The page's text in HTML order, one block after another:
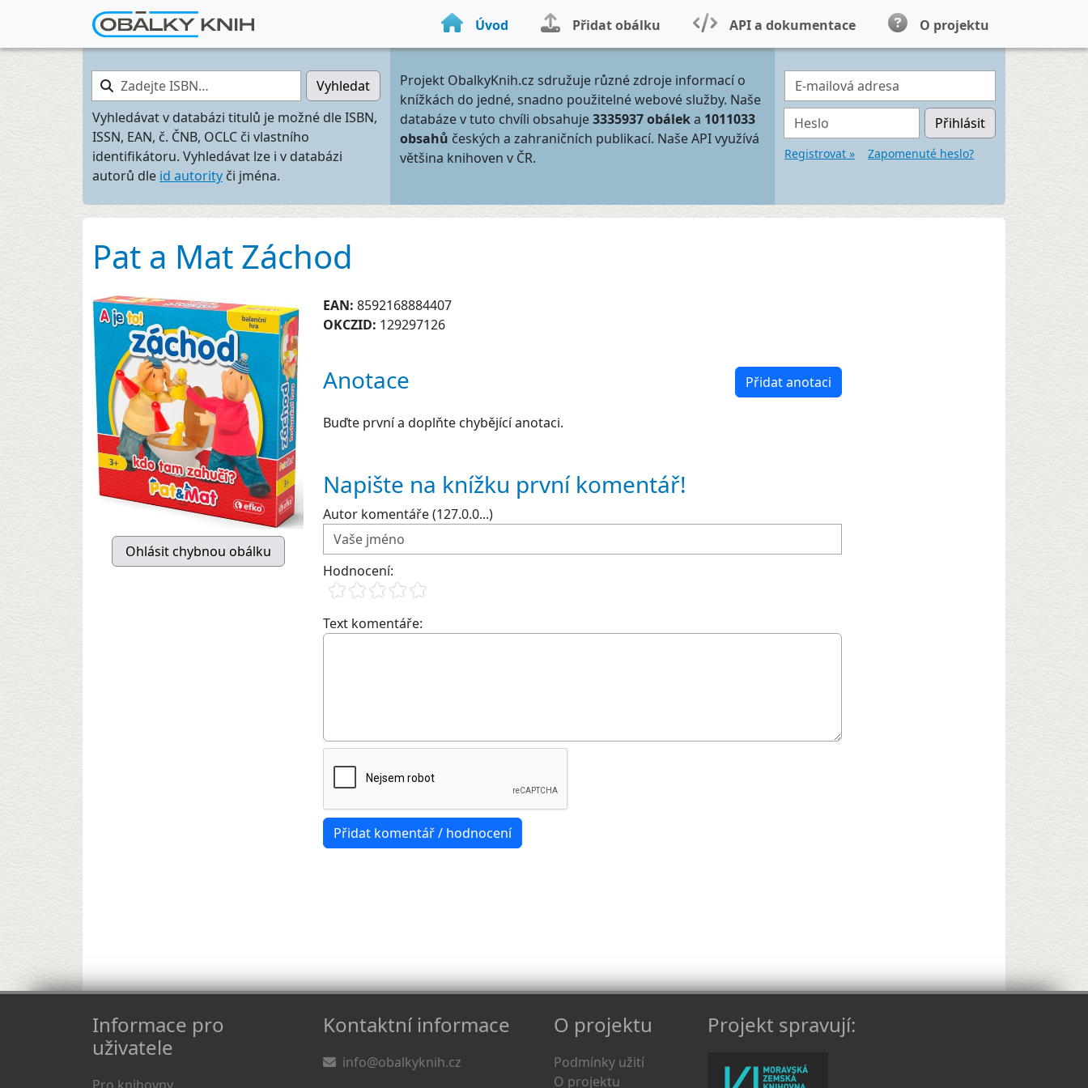
Úvod Přidat obálku API a dokumentace O projektu
Zadejte ISBN…
Vyhledat
Vyhledávat v databázi titulů je možné dle ISBN,
ISSN, EAN, č. ČNB, OCLC či vlastního
identifikátoru. Vyhledávat lze i v databázi
autorů dle id autority či jména.
Projekt ObalkyKnih.cz sdružuje různé zdroje informací o
knížkách do jedné, snadno použitelné webové služby. Naše
databáze v tuto chvíli obsahuje3335937 obáleka 1011033
obsahů českých a zahraničních publikací. Naše API využívá
většina knihoven v ČR.
E-mailová adresa
Heslo Přihlásit
Registrovat » Zapomenuté heslo?
Pat a Mat Záchod
EAN: 8592168884407
OKCZID: 129297126
Anotace Přidat anotaci
Buďte první a doplňte chybějící anotaci.
Napište na knížku první komentář!
Autor komentáře (127.0.0...)
Hodnocení:
Text komentáře:
Informace pro
uživatele
Kontaktní informace
info@obalkyknih.cz
O projektu
Podmínky užití
O projektu
Projekt spravují: